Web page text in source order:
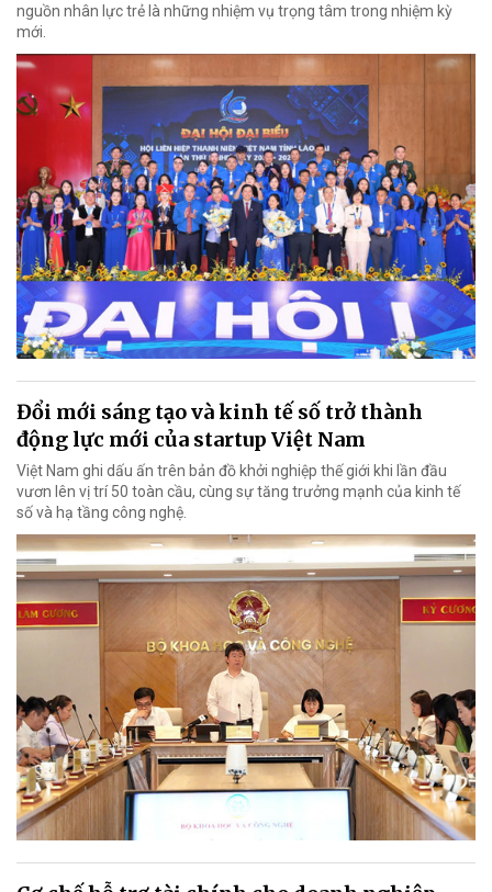
nguồn nhân lực trẻ là những nhiệm vụ trọng tâm trong nhiệm kỳ
mới.
Đổi mới sáng tạo và kinh tế số trở thành
động lực mới của startup Việt Nam
Việt Nam ghi dấu ấn trên bản đồ khởi nghiệp thế giới khi lần đầu
vươn lên vị trí 50 toàn cầu, cùng sự tăng trưởng mạnh của kinh tế
số và hạ tầng công nghệ.